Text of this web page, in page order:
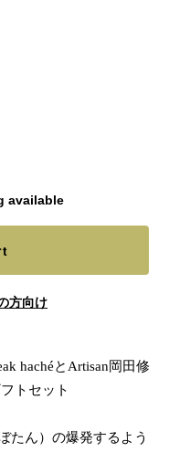
available
方向け
hachéとArtisan岡田修
トセット
たん）の爆発するよう